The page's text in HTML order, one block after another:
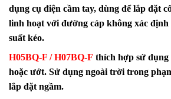
dụng cụ điện cầm tay, dùng để lắp đặt
linh hoạt với đường cáp không xác định
suất kéo.
H05BQ-F / H07BQ-F thích hợp sử
hoặc ướt. Sử dụng ngoài trời trong
lắp đặt ngầm.